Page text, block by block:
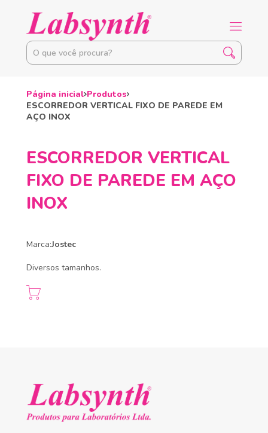
Página inicial Produtos
ESCORREDOR VERTICAL FIXO DE PAREDE EM
AÇO INOX
ESCORREDOR VERTICAL
FIXO DE PAREDE EM AÇO
INOX
Marca:Jostec
Diversos tamanhos.